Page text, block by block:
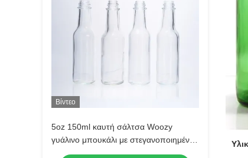
Βίντεο
5oz 150ml καυτή σάλτσα Woozy
γυάλινο μπουκάλι με στεγανοποιημένο
καπάκι βίδα